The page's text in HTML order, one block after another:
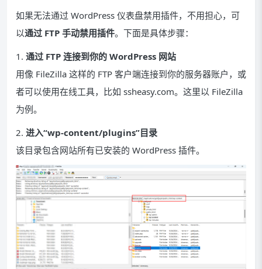
如果无法通过 WordPress 仪表盘禁用插件，不用担心，可
以通过 FTP 手动禁用插件。下面是具体步骤：
1. 通过 FTP 连接到你的 WordPress 网站
用像 FileZilla 这样的 FTP 客户端连接到你的服务器账户，或
者可以使用在线工具，比如 ssheasy.com。这里以 FileZilla
为例。
2. 进入“wp-content/plugins”目录
该目录包含网站所有已安装的 WordPress 插件。